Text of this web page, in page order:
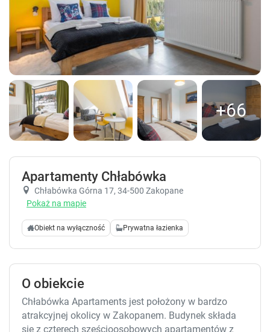
+66
Apartamenty Chłabówka
Chłabówka Górna 17, 34-500 Zakopane
Pokaż na mapie
Obiekt na wyłączność Prywatna łazienka
O obiekcie
Chłabówka Apartaments jest położony w bardzo
atrakcyjnej okolicy w Zakopanem. Budynek składa
się z czterech sześcioosobowych apartamentów z